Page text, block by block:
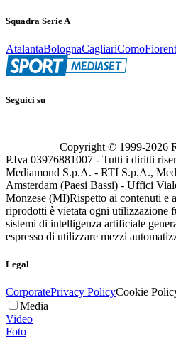
Squadra Serie A
AtalantaBolognaCagliariComo
Seguici su
Copyright © 1999-2026
P.Iva 03976881007 - Tutti i diritti
Mediamond S.p.A. - RTI S.p.A.,
Amsterdam (Paesi Bassi) - Uffici
Monzese (MI)Rispetto ai contenuti e
riprodotti è vietata ogni utilizzazione
sistemi di intelligenza artificiale
espresso di utilizzare mezzi
Legal
CorporatePrivacy PolicyCookie
Media
Video
Foto